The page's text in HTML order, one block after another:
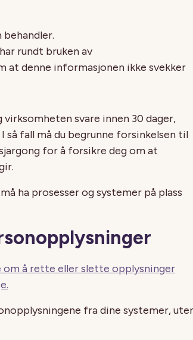
rundt bruken av
at denne informasjonen ikke svekker
virksomheten svare innen 30 dager,
fall må du begrunne forsinkelsen til
for å forsikre deg om at
ha prosesser og systemer på plass
å rette eller slette opplysninger
fra dine systemer,